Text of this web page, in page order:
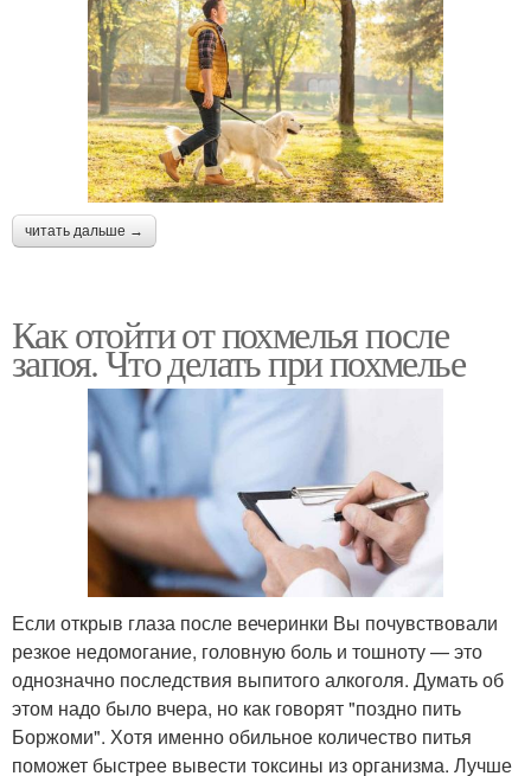
читать дальше →
Как отойти от похмелья после
запоя. Что делать при похмелье
Если открыв глаза после вечеринки Вы почувствовали
резкое недомогание, головную боль и тошноту — это
однозначно последствия выпитого алкоголя. Думать об
этом надо было вчера, но как говорят "поздно пить
Боржоми". Хотя именно обильное количество питья
поможет быстрее вывести токсины из организма. Лучше